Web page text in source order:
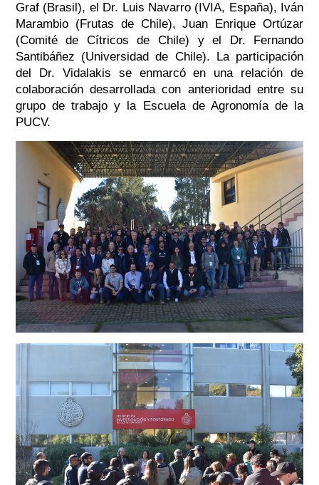
Graf (Brasil), el Dr. Luis Navarro (IVIA, España), Iván
Marambio (Frutas de Chile), Juan Enrique Ortúzar
(Comité de Cítricos de Chile) y el Dr. Fernando
Santibáñez (Universidad de Chile). La participación
del Dr. Vidalakis se enmarcó en una relación de
colaboración desarrollada con anterioridad entre su
grupo de trabajo y la Escuela de Agronomía de la
PUCV.